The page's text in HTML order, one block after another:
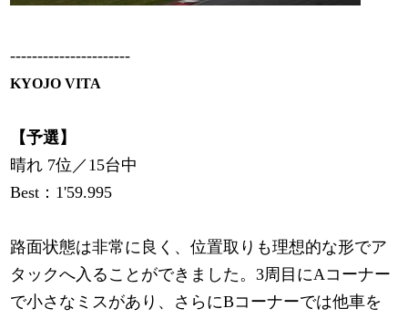
----------------------
KYOJO VITA
【予選】
晴れ 7位／15台中
Best：1'59.995
路面状態は非常に良く、位置取りも理想的な形でア
タックへ入ることができました。3周目にAコーナー
で小さなミスがあり、さらにBコーナーでは他車を